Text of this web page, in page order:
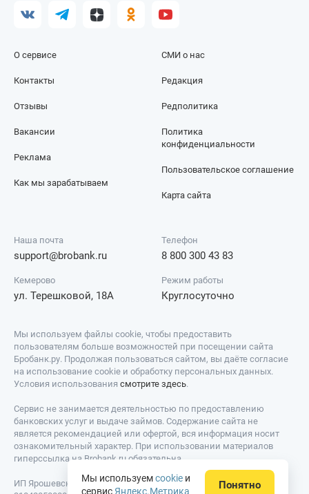
О сервисе
Контакты
Отзывы
СМИ о нас
Редакция
Редполитика
Вакансии
Реклама
Как мы зарабатываем
Политика
конфиденциальности
Пользовательское соглашение
Карта сайта
Наша почта
support@brobank.ru
Телефон
8 800 300 43 83
Кемерово
ул. Терешковой, 18А
Режим работы
Круглосуточно
Мы используем файлы cookie, чтобы предоставить
пользователям больше возможностей при посещении сайта
Бробанк.ру. Продолжая пользоваться сайтом, вы даёте согласие
на использование cookie и обработку персональных данных.
Условия использования смотрите здесь.
Сервис не занимается деятельностью по предоставлению
банковских услуг и выдаче займов. Содержание сайта не
является рекомендацией или офертой, вся информация носит
ознакомительный характер. При использовании материалов
гиперссылка на Brobank.ru обязательна.
ИП Ярошевский Д.И. ИНН: 423082922740. ОГРНИП:
Мы используемcookie и
сервис Яндекс.Метрика Понятно